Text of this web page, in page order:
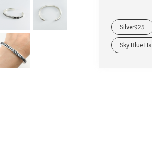
Silver925
Sky Blue